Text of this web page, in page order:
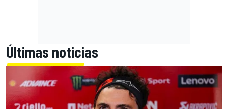
Últimas noticias